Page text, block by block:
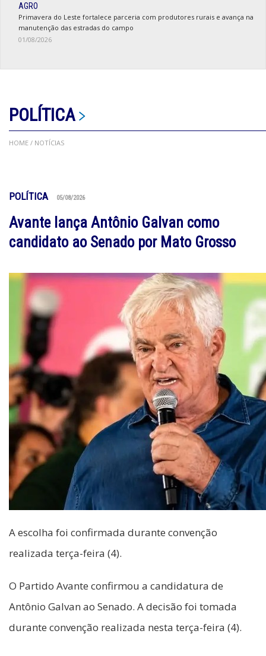
AGRO
Primavera do Leste fortalece parceria com produtores rurais e avança na
manutenção das estradas do campo
01/08/2026
POLÍTICA
HOME / NOTÍCIAS
POLÍTICA 05/08/2026
Avante lança Antônio Galvan como
candidato ao Senado por Mato Grosso
A escolha foi confirmada durante convenção
realizada terça-feira (4).
O Partido Avante confirmou a candidatura de
Antônio Galvan ao Senado. A decisão foi tomada
durante convenção realizada nesta terça-feira (4).